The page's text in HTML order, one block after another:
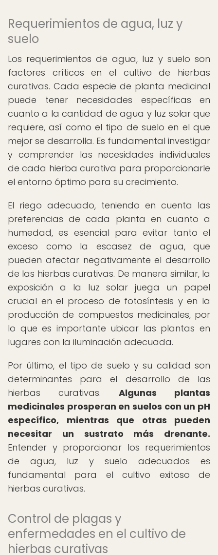
Requerimientos de agua, luz y
suelo
Los requerimientos de agua, luz y suelo son
factores críticos en el cultivo de hierbas
curativas. Cada especie de planta medicinal
puede tener necesidades específicas en
cuanto a la cantidad de agua y luz solar que
requiere, así como el tipo de suelo en el que
mejor se desarrolla. Es fundamental investigar
y comprender las necesidades individuales
de cada hierba curativa para proporcionarle
el entorno óptimo para su crecimiento.
El riego adecuado, teniendo en cuenta las
preferencias de cada planta en cuanto a
humedad, es esencial para evitar tanto el
exceso como la escasez de agua, que
pueden afectar negativamente el desarrollo
de las hierbas curativas. De manera similar, la
exposición a la luz solar juega un papel
crucial en el proceso de fotosíntesis y en la
producción de compuestos medicinales, por
lo que es importante ubicar las plantas en
lugares con la iluminación adecuada.
Por último, el tipo de suelo y su calidad son
determinantes para el desarrollo de las
hierbas curativas. Algunas plantas
medicinales prosperan en suelos con un pH
específico, mientras que otras pueden
necesitar un sustrato más drenante.
Entender y proporcionar los requerimientos
de agua, luz y suelo adecuados es
fundamental para el cultivo exitoso de
hierbas curativas.
Control de plagas y
enfermedades en el cultivo de
hierbas curativas